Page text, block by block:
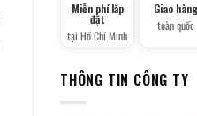
Miễn phí lắp
đặt
tại Hồ Chí Minh
Giao hàng
toàn quốc
THÔNG TIN CÔNG TY